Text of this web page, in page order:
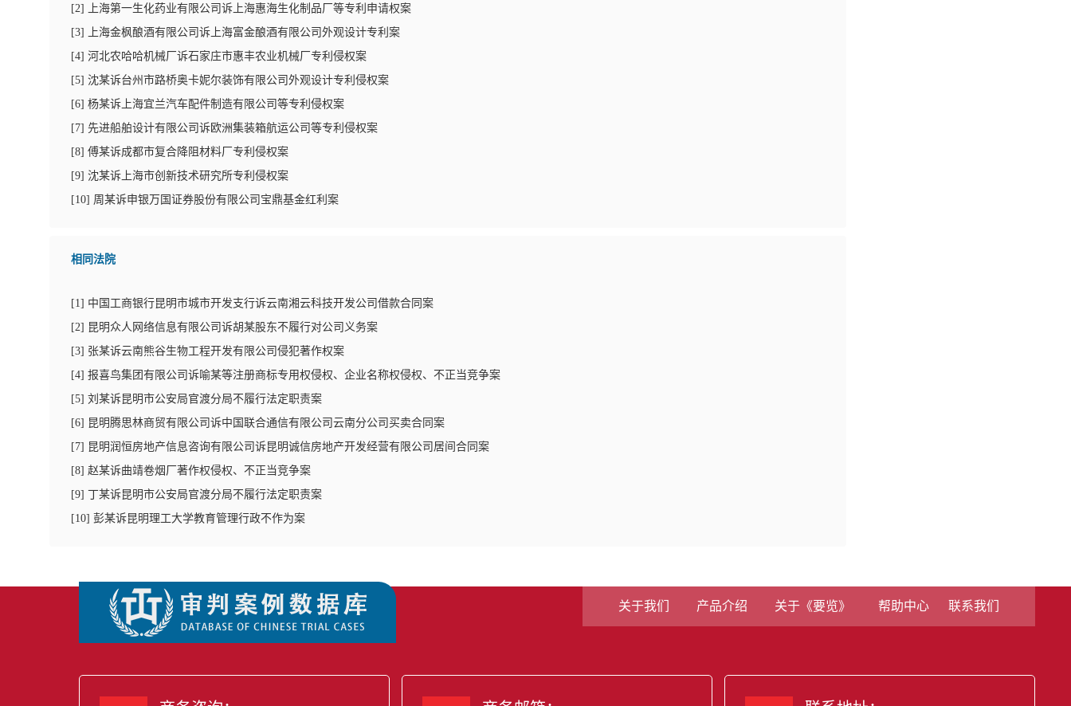
[2]
上海第一生化药业有限公司诉上海惠海生化制品厂等专利申请权案
[3]
上海金枫酿酒有限公司诉上海富金酿酒有限公司外观设计专利案
[4] 河北农哈哈机械厂诉石家庄市惠丰农业机械厂专利侵权案
[5] 沈某诉台州市路桥奥卡妮尔装饰有限公司外观设计专利侵权案
[6] 杨某诉上海宜兰汽车配件制造有限公司等专利侵权案
[7] 先进船舶设计有限公司诉欧洲集装箱航运公司等专利侵权案
[8] 傅某诉成都市复合降阻材料厂专利侵权案
[9] 沈某诉上海市创新技术研究所专利侵权案
[10] 周某诉申银万国证券股份有限公司宝鼎基金红利案
相同法院
[1] 中国工商银行昆明市城市开发支行诉云南湘云科技开发公司借款合同案
[2] 昆明众人网络信息有限公司诉胡某股东不履行对公司义务案
[3] 张某诉云南熊谷生物工程开发有限公司侵犯著作权案
[4] 报喜鸟集团有限公司诉喻某等注册商标专用权侵权、企业名称权侵权、不正当竞争案
[5] 刘某诉昆明市公安局官渡分局不履行法定职责案
[6] 昆明腾思林商贸有限公司诉中国联合通信有限公司云南分公司买卖合同案
[7] 昆明润恒房地产信息咨询有限公司诉昆明诚信房地产开发经营有限公司居间合同案
[8] 赵某诉曲靖卷烟厂著作权侵权、不正当竞争案
[9] 丁某诉昆明市公安局官渡分局不履行法定职责案
[10] 彭某诉昆明理工大学教育管理行政不作为案
关于我们 产品介绍 关于《要览》 帮助中心 联系我们